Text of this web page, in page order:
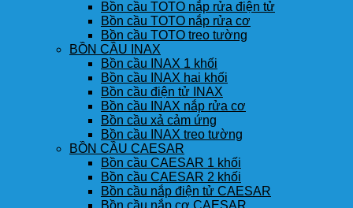
Bồn cầu TOTO nắp rửa điện tử
Bồn cầu TOTO nắp rửa cơ
Bồn cầu TOTO treo tường
BỒN CẦU INAX
Bồn cầu INAX 1 khối
Bồn cầu INAX hai khối
Bồn cầu điện tử INAX
Bồn cầu INAX nắp rửa cơ
Bồn cầu xả cảm ứng
Bồn cầu INAX treo tường
BỒN CẦU CAESAR
Bồn cầu CAESAR 1 khối
Bồn cầu CAESAR 2 khối
Bồn cầu nắp điện tử CAESAR